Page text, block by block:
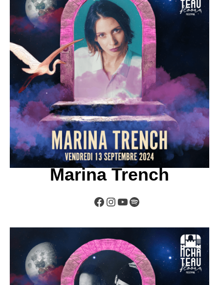
Marina Trench